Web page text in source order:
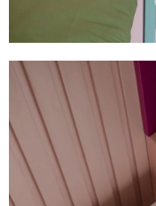
Bedroom Set